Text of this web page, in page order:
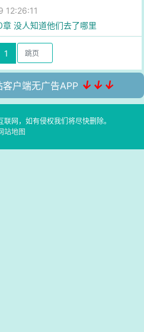
12:26:11
没人知道他们去了哪里
1
户端无广告APP ↓↓↓
网，如有侵权我们将尽快删除。
站地图